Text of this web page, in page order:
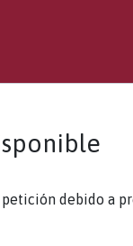
debido a